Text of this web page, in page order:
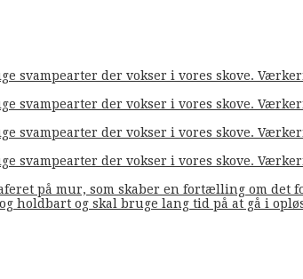
svampearter der vokser i vores skove.
svampearter der vokser i vores skove.
svampearter der vokser i vores skove.
svampearter der vokser i vores skove.
på mur, som skaber en fortælling om det
og skal bruge lang tid på at gå i